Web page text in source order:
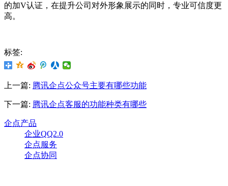
的加V认证，在提升公司对外形象展示的同时，专业可信度更
高。
标签:
上一篇: 腾讯企点公众号主要有哪些功能
下一篇: 腾讯企点客服的功能种类有哪些
企点产品
企业QQ2.0
企点服务
企点协同